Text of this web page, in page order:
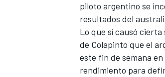
piloto argentino se
resultados del
Lo que sí causó
de Colapinto que el
este fin de semana
rendimiento para